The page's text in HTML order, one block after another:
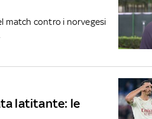
match contro i norvegesi
latitante: le